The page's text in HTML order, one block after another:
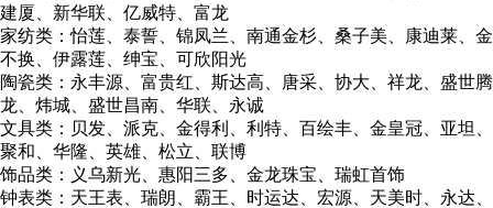
建厦、新华联、亿威特、富龙
家纺类：怡莲、泰誓、锦凤兰、南通金杉、桑子美、康迪莱、金
不换、伊露莲、绅宝、可欣阳光
陶瓷类：永丰源、富贵红、斯达高、唐采、协大、祥龙、盛世腾
龙、炜城、盛世昌南、华联、永诚
文具类：贝发、派克、金得利、利特、百绘丰、金皇冠、亚坦、
聚和、华隆、英雄、松立、联博
饰品类：义乌新光、惠阳三多、金龙珠宝、瑞虹首饰
钟表类：天王表、瑞朗、霸王、时运达、宏源、天美时、永达、